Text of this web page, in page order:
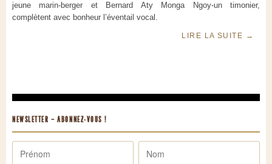
jeune marin-berger et Bernard Aty Monga Ngoy-un timonier,
complètent avec bonheur l’éventail vocal.
LIRE LA SUITE →
NEWSLETTER – ABONNEZ-VOUS !